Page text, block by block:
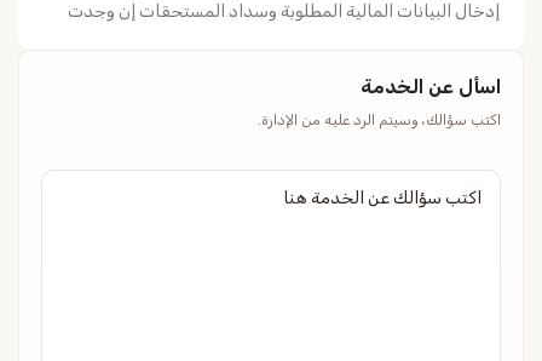
إدخال البيانات المالية المطلوبة وسداد المستحقات إن وجدت
اسأل عن الخدمة
اكتب سؤالك، وسيتم الرد عليه من الإدارة.